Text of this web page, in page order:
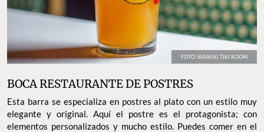
FOTO: WAIKIKI TIKI ROOM
BOCA RESTAURANTE DE POSTRES
Esta barra se especializa en postres al plato con un estilo muy
elegante y original. Aquí el postre es el protagonista; con
elementos personalizados y mucho estilo. Puedes comer en el